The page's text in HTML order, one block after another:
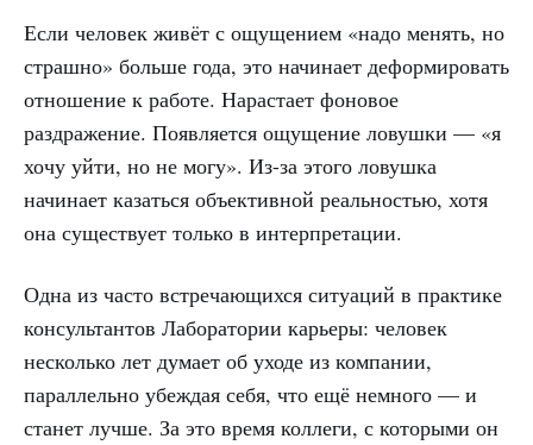
Если человек живёт с ощущением «надо менять, но
страшно» больше года, это начинает деформировать
отношение к работе. Нарастает фоновое
раздражение. Появляется ощущение ловушки — «я
хочу уйти, но не могу». Из-за этого ловушка
начинает казаться объективной реальностью, хотя
она существует только в интерпретации.
Одна из часто встречающихся ситуаций в практике
консультантов Лаборатории карьеры: человек
несколько лет думает об уходе из компании,
параллельно убеждая себя, что ещё немного — и
станет лучше. За это время коллеги, с которыми он